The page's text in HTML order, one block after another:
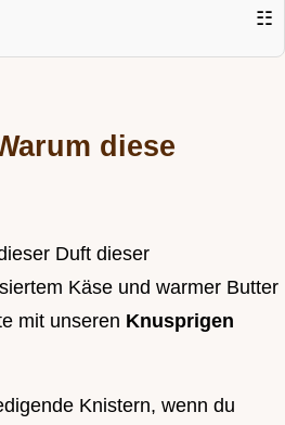
☷
diese
Duft dieser
Käse und warmer Butter
mit unseren Knusprigen
Knistern, wenn du